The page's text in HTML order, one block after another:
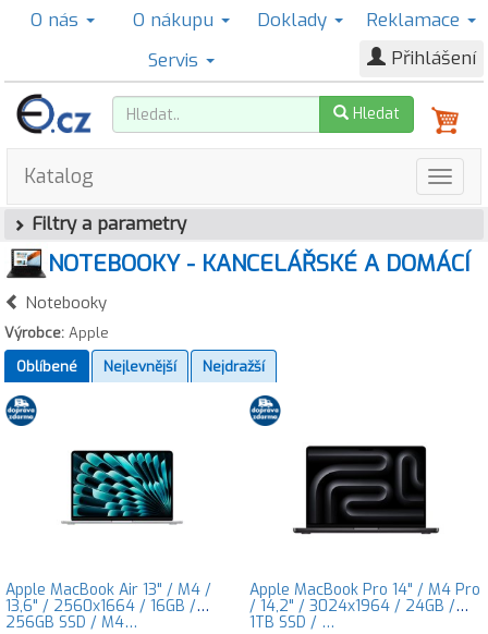
O nás O nákupu Doklady
Reklamace
Servis
Přihlášení
Hledat
Katalog
Filtry a parametry
NOTEBOOKY - KANCELÁŘSKÉ A DOMÁCÍ
Notebooky
Výrobce: Apple
Oblíbené
Nejlevnější Nejdražší
Apple MacBook Air 13" / M4 /
13,6" / 2560x1664 / 16GB /
256GB SSD / M4…
Apple MacBook Pro 14" / M4 Pro
/ 14,2" / 3024x1964 / 24GB /
1TB SSD / …